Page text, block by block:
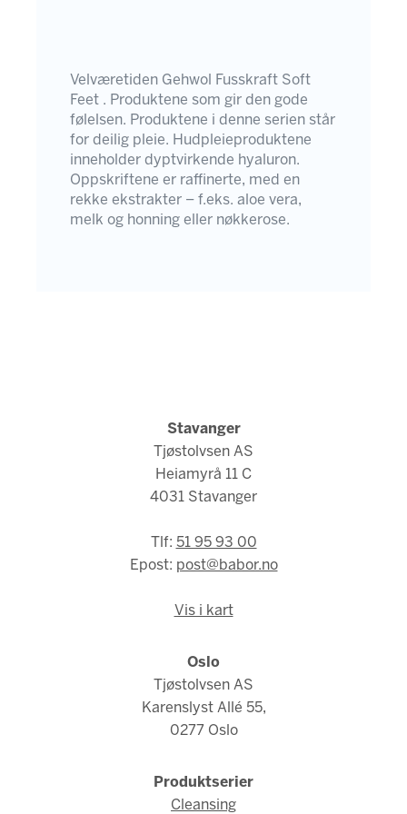
Velværetiden Gehwol Fusskraft Soft
Feet . Produktene som gir den gode
følelsen. Produktene i denne serien står
for deilig pleie. Hudpleieproduktene
inneholder dyptvirkende hyaluron.
Oppskriftene er raffinerte, med en
rekke ekstrakter – f.eks. aloe vera,
melk og honning eller nøkkerose.
Stavanger
Tjøstolvsen AS
Heiamyrå 11 C
4031 Stavanger
Tlf: 51 95 93 00
Epost: post@babor.no
Vis i kart
Oslo
Tjøstolvsen AS
Karenslyst Allé 55,
0277 Oslo
Produktserier
Cleansing